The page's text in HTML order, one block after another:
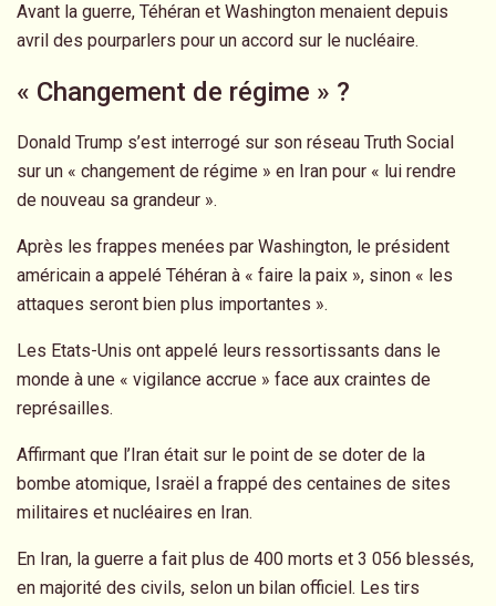
Avant la guerre, Téhéran et Washington menaient depuis
avril des pourparlers pour un accord sur le nucléaire.
« Changement de régime » ?
Donald Trump s’est interrogé sur son réseau Truth Social
sur un « changement de régime » en Iran pour « lui rendre
de nouveau sa grandeur ».
Après les frappes menées par Washington, le président
américain a appelé Téhéran à « faire la paix », sinon « les
attaques seront bien plus importantes ».
Les Etats-Unis ont appelé leurs ressortissants dans le
monde à une « vigilance accrue » face aux craintes de
représailles.
Affirmant que l’Iran était sur le point de se doter de la
bombe atomique, Israël a frappé des centaines de sites
militaires et nucléaires en Iran.
En Iran, la guerre a fait plus de 400 morts et 3 056 blessés,
en majorité des civils, selon un bilan officiel. Les tirs